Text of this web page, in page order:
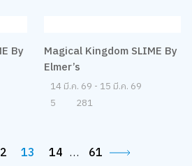
14 มี.ค. 69 - 15 มี.ค. 69